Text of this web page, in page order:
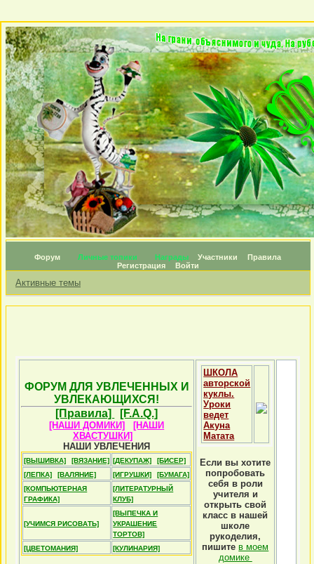
Форум Личные топики Награды Участники
Правила
Регистрация
Войти
Активные темы
ФОРУМ ДЛЯ УВЛЕЧЕННЫХ И
УВЛЕКАЮЩИХСЯ!
[Правила]
[F.A.Q.]
[НАШИ ДОМИКИ]
[НАШИ
ХВАСТУШКИ]
НАШИ УВЛЕЧЕНИЯ
[ВЫШИВКА] [ВЯЗАНИЕ] [ДЕКУПАЖ]
[БИСЕР]
[ЛЕПКА]
[ВАЛЯНИЕ] [ИГРУШКИ]
[БУМАГА]
[КОМПЬЮТЕРНАЯ
ГРАФИКА]
[ЛИТЕРАТУРНЫЙ
КЛУБ]
[УЧИМСЯ РИСОВАТЬ]
[ВЫПЕЧКА И
УКРАШЕНИЕ
ТОРТОВ]
[ЦВЕТОМАНИЯ]
[КУЛИНАРИЯ]
ШКОЛА
авторской
куклы.
Уроки
ведет
Акуна
Матата
Если вы хотите
попробовать
себя в роли
учителя и
открыть свой
класс в нашей
школе
рукоделия,
пишите в моем
домике